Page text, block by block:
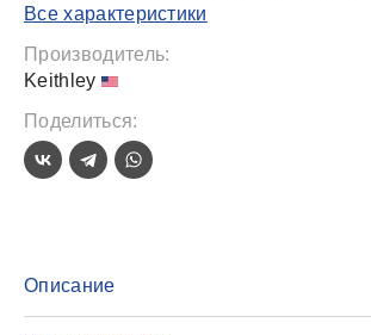
Все характеристики
Производитель:
Keithley
Поделиться:
Описание